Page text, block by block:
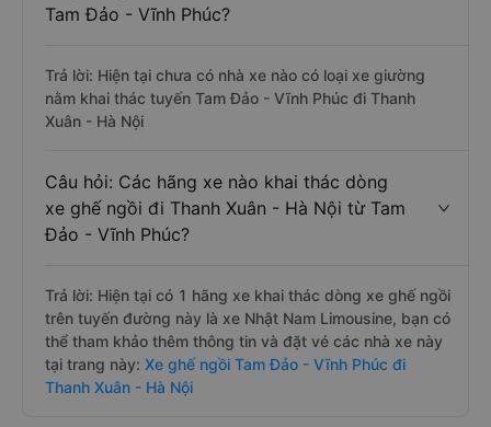
Tam Đảo - Vĩnh Phúc?
Trả lời: Hiện tại chưa có nhà xe nào có loại xe giường
nằm khai thác tuyến Tam Đảo - Vĩnh Phúc đi Thanh
Xuân - Hà Nội
Câu hỏi: Các hãng xe nào khai thác dòng
xe ghế ngồi đi Thanh Xuân - Hà Nội từ Tam
Đảo - Vĩnh Phúc?
Trả lời: Hiện tại có 1 hãng xe khai thác dòng xe ghế ngồi
trên tuyến đường này là xe Nhật Nam Limousine, bạn có
thể tham khảo thêm thông tin và đặt vé các nhà xe này
tại trang này: Xe ghế ngồi Tam Đảo - Vĩnh Phúc đi
Thanh Xuân - Hà Nội